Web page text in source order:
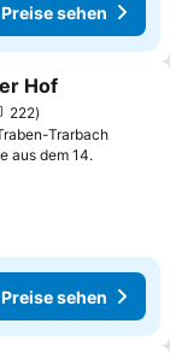
Preise sehen
Hof
222
Trarbach
aus dem 14.
Preise sehen